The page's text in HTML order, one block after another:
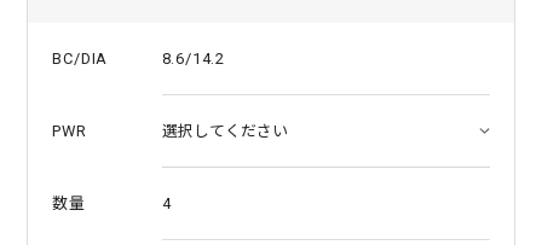
BC/DIA 8.6/14.2
PWR
数量 4